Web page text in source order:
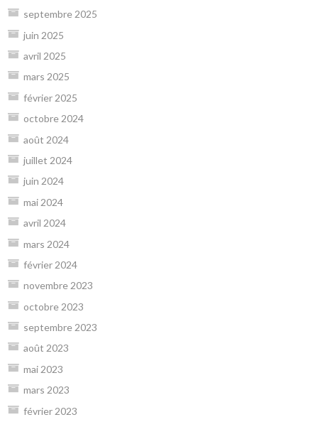
septembre 2025
juin 2025
avril 2025
mars 2025
février 2025
octobre 2024
août 2024
juillet 2024
juin 2024
mai 2024
avril 2024
mars 2024
février 2024
novembre 2023
octobre 2023
septembre 2023
août 2023
mai 2023
mars 2023
février 2023